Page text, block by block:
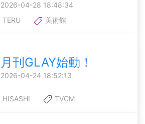
2026-04-28 18:48:34
TERU 美術館
月刊GLAY始動！
2026-04-24 18:52:13
HISASHI TVCM